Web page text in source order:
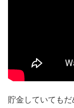
貯金していても